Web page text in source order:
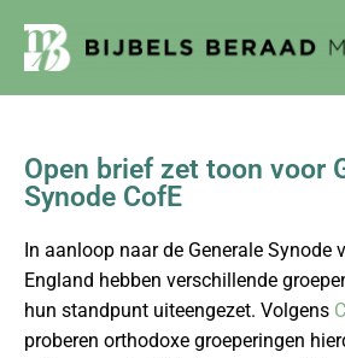
Open brief zet toon voor
Synode CofE
In aanloop naar de Generale Synode
England hebben verschillende
hun standpunt uiteengezet. Volgens
proberen orthodoxe groeperingen